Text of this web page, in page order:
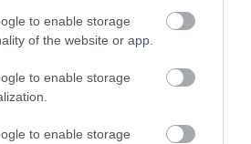
to enable storage
of the website or app.
to enable storage
to enable storage
A
EGY ORVOS A VÉGSŐKIG
SEGÍTENI PRÓBÁLT